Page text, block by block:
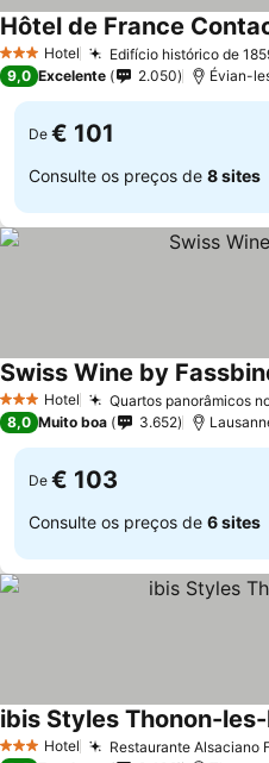
3 EstrelasHotel Edifício histórico de
Hôtel de France
9,0 Excelente 2.050 Évian-
De € 101
Consulte os preços de 8 sites
3 EstrelasHotel Quartos panorâmicos
Swiss Wine by
8,0 Muito boa 3.652
De € 103
Consulte os preços de 6 sites
3 EstrelasHotel Restaurante Alsaciano
ibis Styles Thonon-